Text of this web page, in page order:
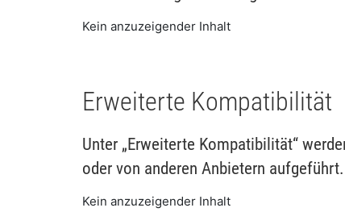
Kein anzuzeigender Inhalt
Erweiterte Kompatibilität
Unter „Erweiterte Kompatibilität“
oder von anderen Anbietern aufgeführt.
Kein anzuzeigender Inhalt